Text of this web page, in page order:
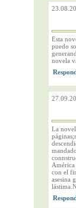
Esta
puedo
novela
La
con el
asesina